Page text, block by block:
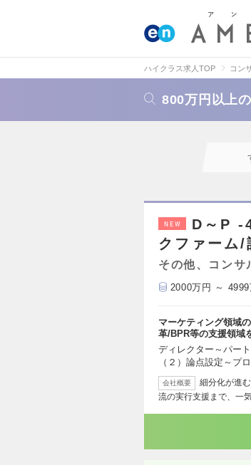
ハイクラス求人TOP コン
800万円以上
NEW
D～P -
クファーム
その他、コンサ
2000万円 ～ 4999
マーケティング領域
革/BPR等の支援領域
ディレクター～パー
（２）論点設定～プ
会社概要
細分化が進
流の実行支援まで、一